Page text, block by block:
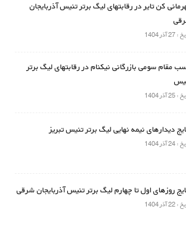
کن تایر در رقابتهای لیگ برتر تنیس آذربایجان
آذر 1404
مقام سومی بازرگانی نیکنام در رقابتهای لیگ برتر
آذر 1404
دیدارهای نیمه نهایی لیگ برتر تنیس تبریز
آذر 1404
روزهای اول تا چهارم لیگ برتر تنیس آذربایجان شرقی
آذر 1404